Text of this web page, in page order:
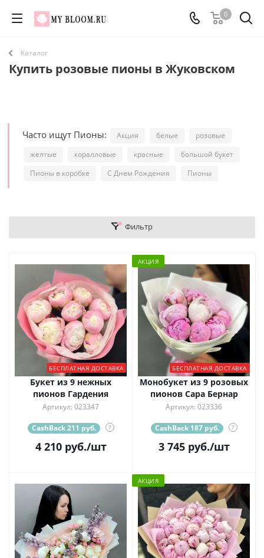
0
Каталог
Купить розовые пионы в Жуковском
Часто ищут Пионы: Акция белые
розовые
желтые
коралловые красные
большой букет
Пионы в коробке
С Днем Рождения Пионы
Фильтр
БЕСПЛАТНАЯ ДОСТАВКА
Букет из 9 нежных
пионов Гардения
Артикул: 023347
CashBack 211 руб. ?
4 210руб./шт
АКЦИЯ
БЕСПЛАТНАЯ ДОСТАВКА
Монобукет из 9 розовых
пионов Сара Бернар
Артикул: 023336
CashBack 187 руб. ?
3 745руб./шт
АКЦИЯ